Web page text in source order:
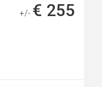
+/- € 255